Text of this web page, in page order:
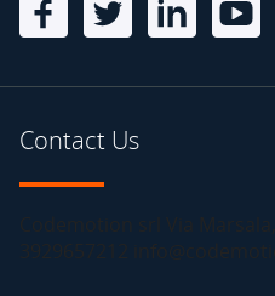
Contact Us